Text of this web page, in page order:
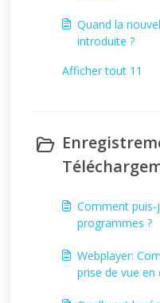
Quand la
introduite ?
Afficher tout 11
Comment
programmes ?
Webplayer:
prise de vue en